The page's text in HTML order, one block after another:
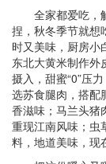
全家都爱吃，
捏，秋冬季节就想
时又美味，厨房小
东北大黄米制作外
摄入，甜蜜“0”压
选苏食腿肉，搭配
香滋味；马兰头猪
重现江南风味；虫
料，地道美味，现